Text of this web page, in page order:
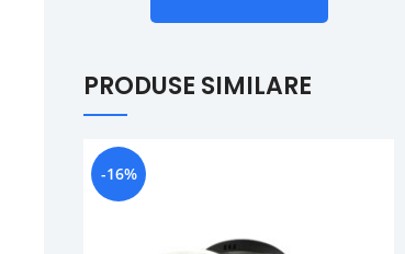
PRODUSE SIMILARE
-16%